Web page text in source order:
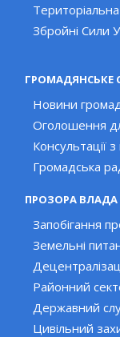
Збройні Сили
ГРОМАДЯНСЬКЕ
Новини
Оголошення
Консультації
Громадська
ПРОЗОРА ВЛАДА
Запобігання
Земельні
Районний
Державний
Цивільний